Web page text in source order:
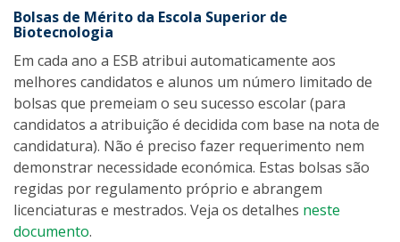
Bolsas de Mérito da Escola Superior de
Biotecnologia
Em cada ano a ESB atribui automaticamente aos
melhores candidatos e alunos um número limitado de
bolsas que premeiam o seu sucesso escolar (para
candidatos a atribuição é decidida com base na nota de
candidatura). Não é preciso fazer requerimento nem
demonstrar necessidade económica. Estas bolsas são
regidas por regulamento próprio e abrangem
licenciaturas e mestrados. Veja os detalhes neste
documento.